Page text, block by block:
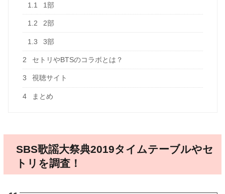
1.1 1部
1.2 2部
1.3 3部
2 セトリやBTSのコラボとは？
3 視聴サイト
4 まとめ
SBS歌謡大祭典2019タイムテーブルやセ
トリを調査！